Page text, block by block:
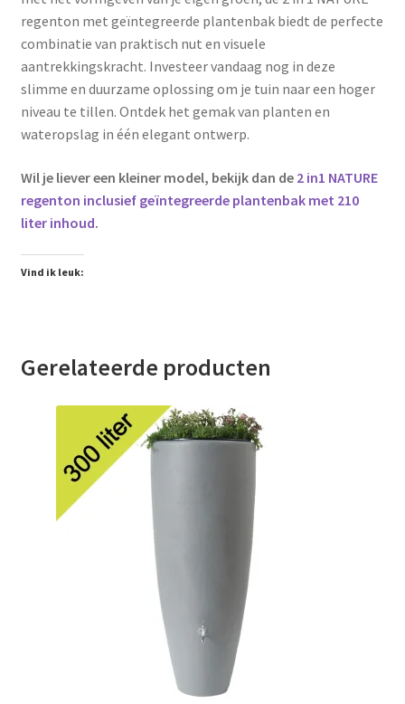
regenton met geïntegreerde plantenbak biedt de perfecte
combinatie van praktisch nut en visuele
aantrekkingskracht. Investeer vandaag nog in deze
slimme en duurzame oplossing om je tuin naar een hoger
niveau te tillen. Ontdek het gemak van planten en
wateropslag in één elegant ontwerp.
Wil je liever een kleiner model, bekijk dan de 2 in1 NATURE
regenton inclusief geïntegreerde plantenbak met 210
liter inhoud.
Vind ik leuk:
Gerelateerde producten